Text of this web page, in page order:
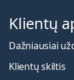
Klientų
Dažniausiai
Klientų skiltis